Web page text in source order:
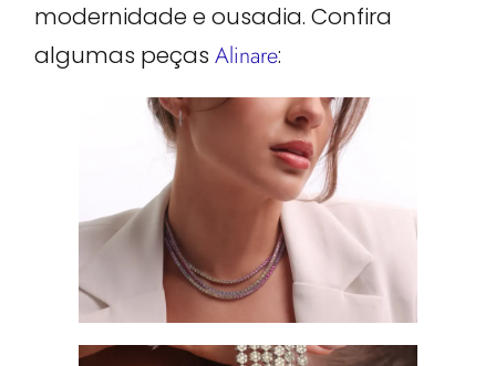
modernidade e ousadia. Confira
algumas peçasAlinare: